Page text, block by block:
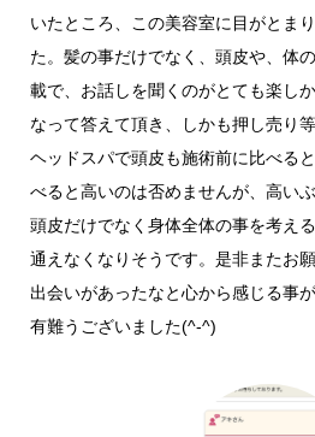
いたところ、この美容室に目がとま
た。髪の事だけでなく、頭皮や、体
載で、お話しを聞くのがとても楽し
なって答えて頂き、しかも押し売り
ヘッドスパで頭皮も施術前に比べる
べると高いのは否めませんが、高い
頭皮だけでなく身体全体の事を考え
通えなくなりそうです。是非またお
出会いがあったなと心から感じる事が
有難うございました(^-^)